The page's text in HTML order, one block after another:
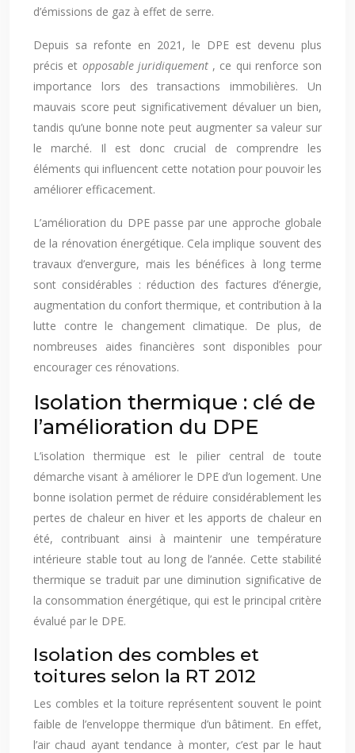
d’émissions de gaz à effet de serre.
Depuis sa refonte en 2021, le DPE est devenu plus
précis et opposable juridiquement , ce qui renforce son
importance lors des transactions immobilières. Un
mauvais score peut significativement dévaluer un bien,
tandis qu’une bonne note peut augmenter sa valeur sur
le marché. Il est donc crucial de comprendre les
éléments qui influencent cette notation pour pouvoir les
améliorer efficacement.
L’amélioration du DPE passe par une approche globale
de la rénovation énergétique. Cela implique souvent des
travaux d’envergure, mais les bénéfices à long terme
sont considérables : réduction des factures d’énergie,
augmentation du confort thermique, et contribution à la
lutte contre le changement climatique. De plus, de
nombreuses aides financières sont disponibles pour
encourager ces rénovations.
Isolation thermique : clé de
l’amélioration du DPE
L’isolation thermique est le pilier central de toute
démarche visant à améliorer le DPE d’un logement. Une
bonne isolation permet de réduire considérablement les
pertes de chaleur en hiver et les apports de chaleur en
été, contribuant ainsi à maintenir une température
intérieure stable tout au long de l’année. Cette stabilité
thermique se traduit par une diminution significative de
la consommation énergétique, qui est le principal critère
évalué par le DPE.
Isolation des combles et
toitures selon la RT 2012
Les combles et la toiture représentent souvent le point
faible de l’enveloppe thermique d’un bâtiment. En effet,
l’air chaud ayant tendance à monter, c’est par le haut